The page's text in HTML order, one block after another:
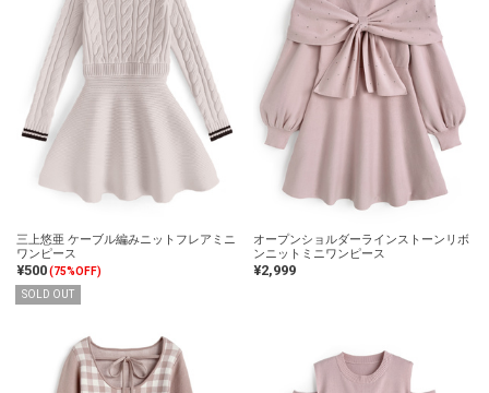
三上悠亜 ケーブル編みニットフレアミニ
ワンピース
¥500(75%OFF)
SOLD OUT
オープンショルダーラインストーンリボ
ンニットミニワンピース
¥2,999